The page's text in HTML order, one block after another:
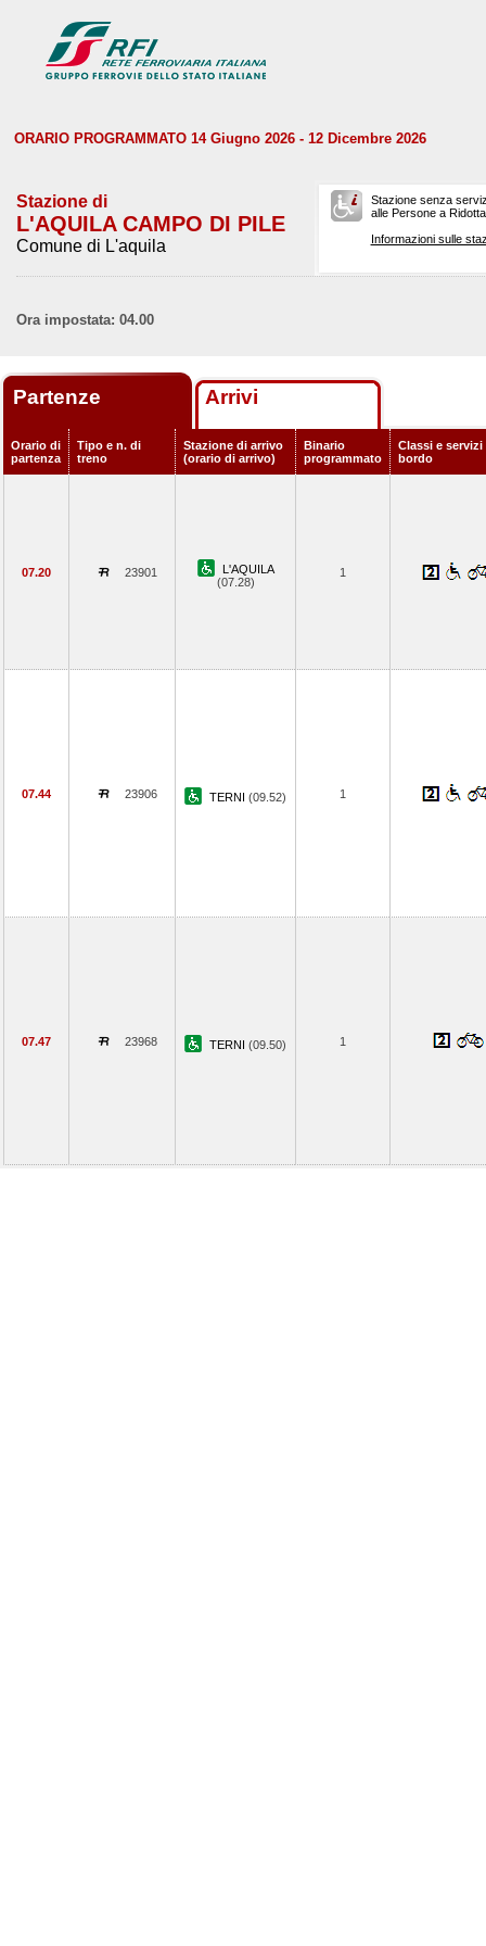
ORARIO PROGRAMMATO 14 Giugno 2026 - 12 Dicembre 2026
Stazione di
L'AQUILA CAMPO DI PILE
Comune di L'aquila
Stazione senza
alle Persone a
Informazioni sulle
Ora impostata: 04.00
Partenze Arrivi
Orario di
partenza
Tipo e n. di
treno
Stazione di arrivo
(orario di arrivo)
Binario
programmato
Classi e servizi
bordo
07.20 23901
L'AQUILA
(07.28)
1
07.44 23906 TERNI (09.52) 1
07.47 23968 TERNI (09.50) 1